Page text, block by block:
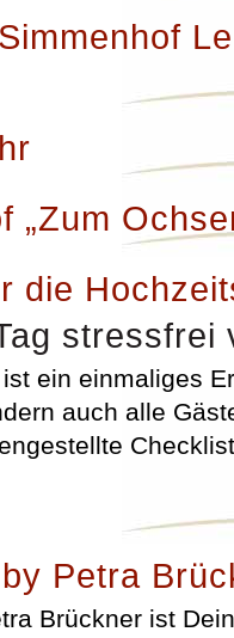
„Zum
die
stressfrei
ein einmaliges
auch alle
Petra
Brückner ist